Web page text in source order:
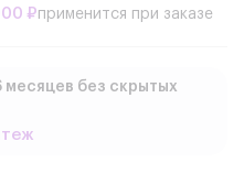
₽применится при заказе
месяцев без скрытых